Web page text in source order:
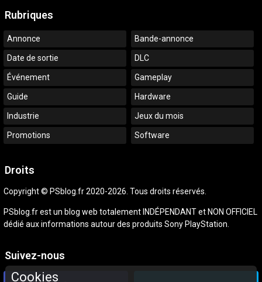
Rubriques
Annonce Bande-annonce
Date de sortie DLC
Événement Gameplay
Guide Hardware
Industrie Jeux du mois
Promotions Software
Droits
Copyright © PSblog.fr 2020-2026. Tous droits réservés.
PSblog.fr est un blog web totalement INDÉPENDANT et NON OFFICIEL
dédié aux informations autour des produits Sony PlayStation.
Suivez-nous
Cookies